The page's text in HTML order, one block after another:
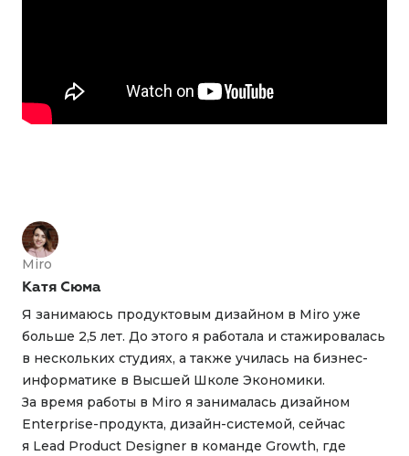
Miro
Катя Сюма
Я занимаюсь продуктовым дизайном в Miro уже
больше 2,5 лет. До этого я работала и стажировалась
в нескольких студиях, а также училась на бизнес-
информатике в Высшей Школе Экономики.
За время работы в Miro я занималась дизайном
Enterprise-продукта, дизайн-системой, сейчас
я Lead Product Designer в команде Growth, где